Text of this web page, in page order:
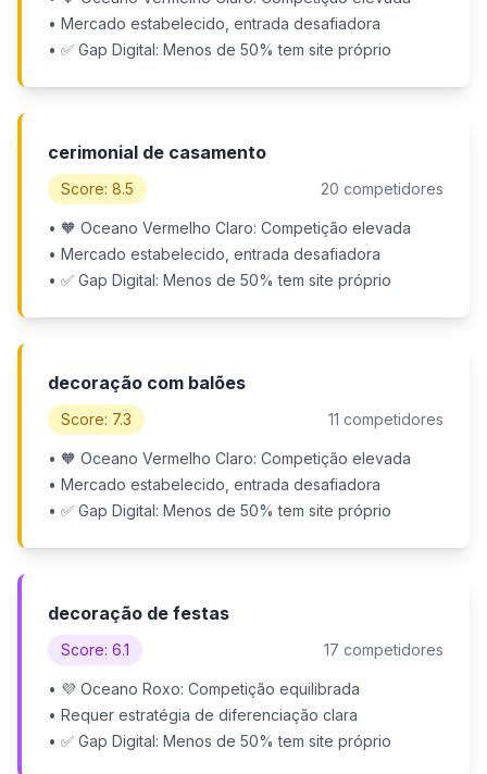
• Mercado estabelecido, entrada desafiadora
• ✅ Gap Digital: Menos de 50% tem site próprio
cerimonial de casamento
Score: 8.5 20 competidores
• 🧡 Oceano Vermelho Claro: Competição elevada
• Mercado estabelecido, entrada desafiadora
• ✅ Gap Digital: Menos de 50% tem site próprio
decoração com balões
Score: 7.3 11 competidores
• 🧡 Oceano Vermelho Claro: Competição elevada
• Mercado estabelecido, entrada desafiadora
• ✅ Gap Digital: Menos de 50% tem site próprio
decoração de festas
Score: 6.1 17 competidores
• 💜 Oceano Roxo: Competição equilibrada
• Requer estratégia de diferenciação clara
• ✅ Gap Digital: Menos de 50% tem site próprio